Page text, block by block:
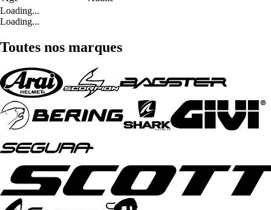
Loading...
Loading...
Toutes nos marques